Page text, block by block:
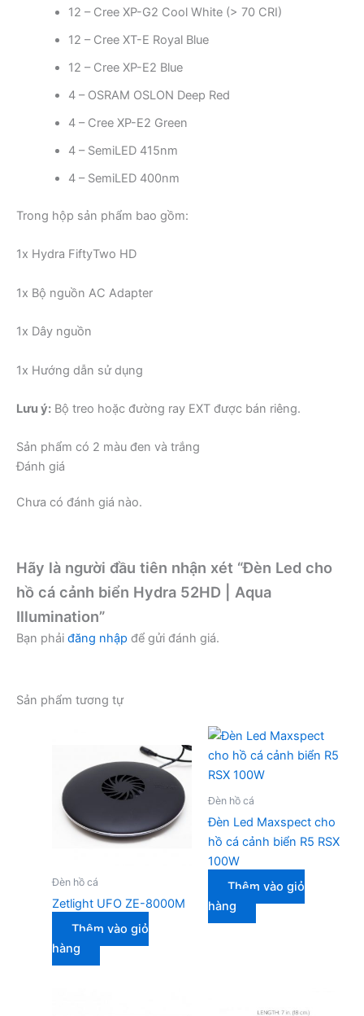
12 – Cree XP-G2 Cool White (> 70 CRI)
12 – Cree XT-E Royal Blue
12 – Cree XP-E2 Blue
4 – OSRAM OSLON Deep Red
4 – Cree XP-E2 Green
4 – SemiLED 415nm
4 – SemiLED 400nm
Trong hộp sản phẩm bao gồm:
1x Hydra FiftyTwo HD
1x Bộ nguồn AC Adapter
1x Dây nguồn
1x Hướng dẫn sử dụng
Lưu ý: Bộ treo hoặc đường ray EXT được bán riêng.
Sản phẩm có 2 màu đen và trắng
Đánh giá
Chưa có đánh giá nào.
Hãy là người đầu tiên nhận xét “Đèn Led cho
hồ cá cảnh biển Hydra 52HD | Aqua
Illumination”
Bạn phải đăng nhập để gửi đánh giá.
Sản phẩm tương tự
Đèn hồ cá
Zetlight UFO ZE-8000M
Thêm vào giỏ
hàng
Đèn hồ cá
Đèn Led Maxspect cho
hồ cá cảnh biển R5 RSX
100W
Thêm vào giỏ
hàng